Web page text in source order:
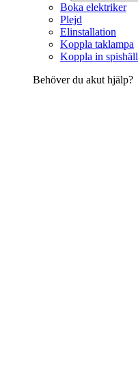
Boka elektriker
Plejd
Elinstallation
Koppla taklampa
Koppla in spishäll
Behöver du akut hjälp?